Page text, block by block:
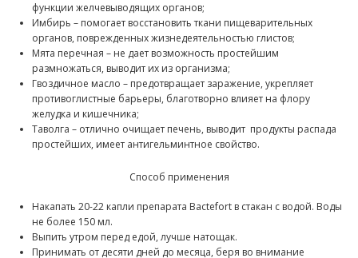
функции желчевыводящих органов;
Имбирь – помогает восстановить ткани пищеварительных
органов, поврежденных жизнедеятельностью глистов;
Мята перечная – не дает возможность простейшим
размножаться, выводит их из организма;
Гвоздичное масло – предотвращает заражение, укрепляет
противоглистные барьеры, благотворно влияет на флору
желудка и кишечника;
Таволга – отлично очищает печень, выводит продукты распада
простейших, имеет антигельминтное свойство.
Способ применения
Накапать 20-22 капли препарата Bactefort в стакан с водой. Воды
не более 150 мл.
Выпить утром перед едой, лучше натощак.
Принимать от десяти дней до месяца, беря во внимание